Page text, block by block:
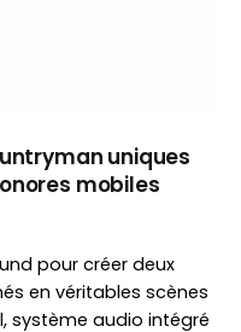
uniques
mobiles
pour créer deux
en véritables scènes
système audio intégré